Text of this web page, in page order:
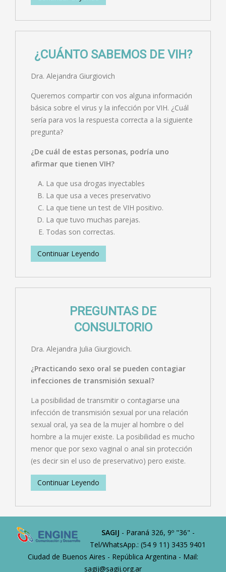
¿CUÁNTO SABEMOS DE VIH?
Dra. Alejandra Giurgiovich
Queremos compartir con vos alguna información
básica sobre el virus y la infección por VIH. ¿Cuál
sería para vos la respuesta correcta a la siguiente
pregunta?
¿De cuál de estas personas, podría uno
afirmar que tienen VIH?
La que usa drogas inyectables
La que usa a veces preservativo
La que tiene un test de VIH positivo.
La que tuvo muchas parejas.
Todas son correctas.
Continuar Leyendo
PREGUNTAS DE
CONSULTORIO
Dra. Alejandra Julia Giurgiovich.
¿Practicando sexo oral se pueden contagiar
infecciones de transmisión sexual?
La posibilidad de transmitir o contagiarse una
infección de transmisión sexual por una relación
sexual oral, ya sea de la mujer al hombre o del
hombre a la mujer existe. La posibilidad es mucho
menor que por sexo vaginal o anal sin protección
(es decir sin el uso de preservativo) pero existe.
Continuar Leyendo
SAGIJ - Paraná 326, 9º "36" -
Tel/WhatsApp.: (54 9 11) 3435 9401
Ciudad de Buenos Aires - República Argentina - Mail:
sagij@sagij.org.ar